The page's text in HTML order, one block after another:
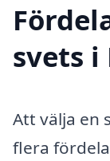
svets i
Att välja en
flera